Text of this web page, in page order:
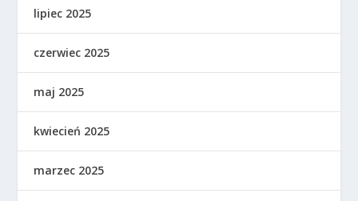
lipiec 2025
czerwiec 2025
maj 2025
kwiecień 2025
marzec 2025